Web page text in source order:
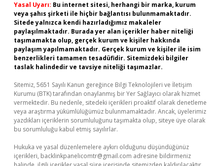
Yasal Uyarı: Bu internet sitesi, herhangi bir marka, kurum
veya şahıs şirketi ile hiçbir bağlantısı bulunmamaktadır.
Sitede yalnızca kendi hazırladığımız makaleler
paylaşılmaktadır. Burada yer alan içerikler haber niteliği
taşımamakta olup, gerçek kurum ve kişiler hakkında
paylaşım yapılmamaktadır. Gerçek kurum ve kişiler ile isim
benzerlikleri tamamen tesadüfidir. Sitemizdeki bilgiler
taslak halindedir ve tavsiye niteliği taşımazlar.
Sitemiz, 5651 Sayılı Kanun gereğince Bilgi Teknolojileri ve İletişim
Kurumu (BTK) tarafından onaylanmış bir Yer Sağlayıcı olarak hizmet
vermektedir. Bu nedenle, sitedeki içerikleri proaktif olarak denetleme
veya araştırma yükümlülüğümüz bulunmamaktadır. Ancak, üyelerimiz
yazdıkları içeriklerin sorumluluğunu taşımakta olup, siteye üye olarak
bu sorumluluğu kabul etmiş sayılırlar.
Hukuka ve yasal düzenlemelere aykırı olduğunu düşündüğünüz
içerikleri, backlinkpanelicomtr@gmail.com adresine bildirmeniz